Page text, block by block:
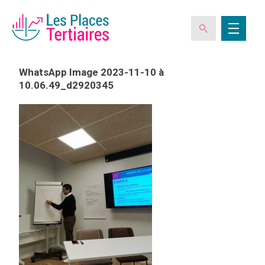
ESPACE ADHÉRENT
L’ASSOCIATION
LES CLUBS DES PLACES TERTIAIRES
VERIQUALIS
WhatsApp Image 2023-11-10 à
10.06.49_d2920345